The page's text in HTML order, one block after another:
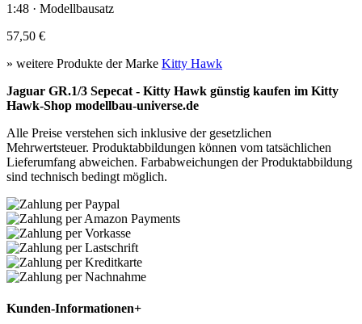
1:48 · Modellbausatz
57,50 €
» weitere Produkte der Marke Kitty Hawk
Jaguar GR.1/3 Sepecat - Kitty Hawk günstig kaufen im Kitty
Hawk-Shop modellbau-universe.de
Alle Preise verstehen sich inklusive der gesetzlichen
Mehrwertsteuer. Produktabbildungen können vom tatsächlichen
Lieferumfang abweichen. Farbabweichungen der Produktabbildung
sind technisch bedingt möglich.
Kunden-Informationen+